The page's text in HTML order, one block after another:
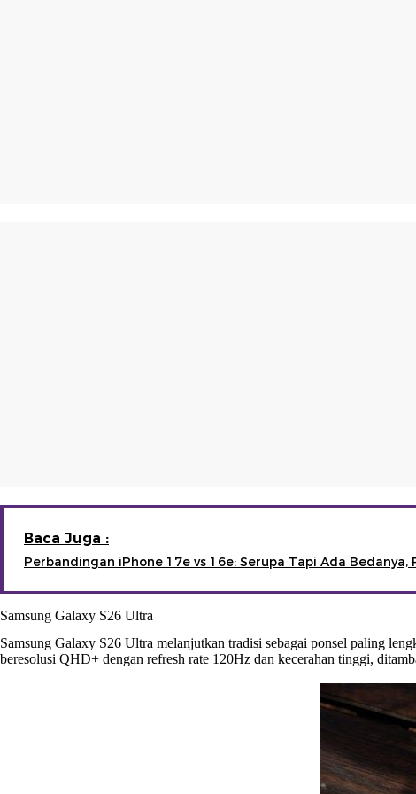
Baca Juga :
Perbandingan iPhone 17e vs 16e: Serupa Tapi Ada Bedanya,
Samsung Galaxy S26 Ultra
Samsung Galaxy S26 Ultra melanjutkan tradisi sebagai ponsel paling
beresolusi QHD+ dengan refresh rate 120Hz dan kecerahan tinggi,